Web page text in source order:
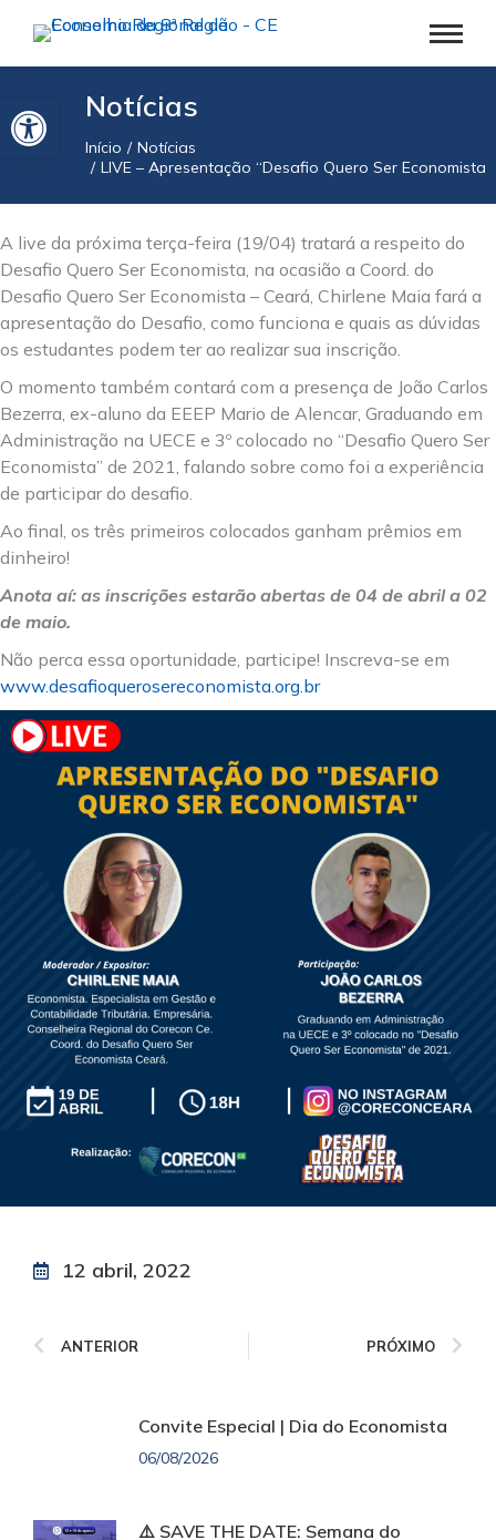
Barra de Ferramentas AbertaNotícias
Você está aqui:
Início
Notícias
LIVE – Apresentação “Desafio Quero Ser Economista”.
A live da próxima terça-feira (19/04) tratará a respeito do
Desafio Quero Ser Economista, na ocasião a Coord. do
Desafio Quero Ser Economista – Ceará, Chirlene Maia fará a
apresentação do Desafio, como funciona e quais as dúvidas
os estudantes podem ter ao realizar sua inscrição.
O momento também contará com a presença de João Carlos
Bezerra, ex-aluno da EEEP Mario de Alencar, Graduando em
Administração na UECE e 3º colocado no “Desafio Quero Ser
Economista” de 2021, falando sobre como foi a experiência
de participar do desafio.
Ao final, os três primeiros colocados ganham prêmios em
dinheiro!
Anota aí: as inscrições estarão abertas de 04 de abril a 02
de maio.
Não perca essa oportunidade, participe! Inscreva-se em
www.desafioquerosereconomista.org.br
12 abril, 2022
ANTERIOR PRÓXIMO
Convite Especial | Dia do Economista
06/08/2026
⚠️ SAVE THE DATE: Semana do